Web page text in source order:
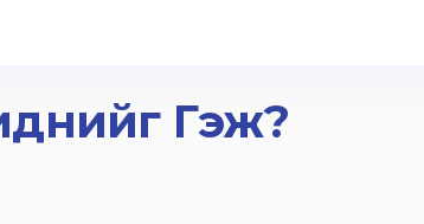
Гэж?